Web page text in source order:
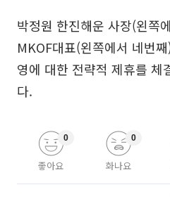
박정원 한진해운 사장(왼쪽
MKOF대표(왼쪽에서 네번
영에 대한 전략적 제휴를 체
다.
좋아요
0
화나요
0